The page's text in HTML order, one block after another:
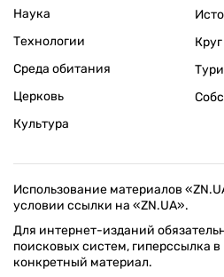
Наука
Технологии
Среда обитания
Церковь
Культура
Использование материалов
условии ссылки на «ZN.UA».
Для интернет-изданий
поисковых систем, гиперссылка
конкретный материал.